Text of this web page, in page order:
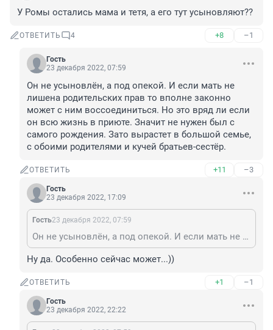
У Ромы остались мама и тетя, а его тут усыновляют??
ОТВЕТИТЬ 4 +8 –1
Гость
23 декабря 2022, 07:59
Он не усыновлён, а под опекой. И если мать не
лишена родительских прав то вполне законно
может с ним воссоединиться. Но это вряд ли если
он всю жизнь в приюте. Значит не нужен был с
самого рождения. Зато вырастет в большой семье,
с обоими родителями и кучей братьев-сестёр.
ОТВЕТИТЬ +11 –3
Гость
23 декабря 2022, 17:09
Гость23 декабря 2022, 07:59
Он не усыновлён, а под опекой. И если мать не лишена родительских прав то вполне законно может с ним воссоединиться. Но это вряд ли если он всю жизнь в приюте. Значит не нужен был с самого рождения. Зато вырастет в большой семье, с обоими родителями и кучей братьев-сестёр.
Ну да. Особенно сейчас может...))
ОТВЕТИТЬ +1 –1
Гость
23 декабря 2022, 22:22